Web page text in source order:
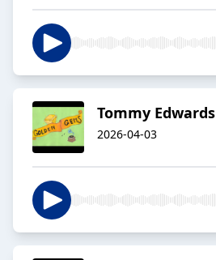
Tommy Edwards
2026-04-03